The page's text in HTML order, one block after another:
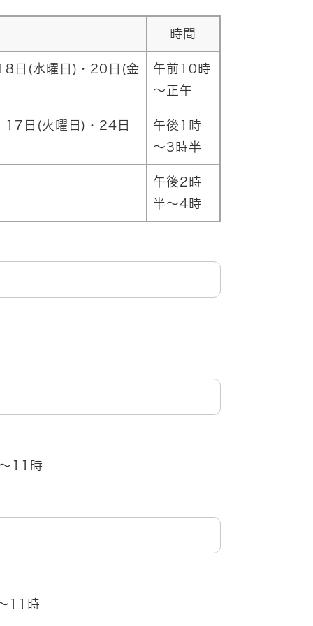
時間
日(水曜日)・20日(金
午前10時
～正午
17日(火曜日)・24日
午後1時
～3時半
午後2時
半～4時
11時
11時